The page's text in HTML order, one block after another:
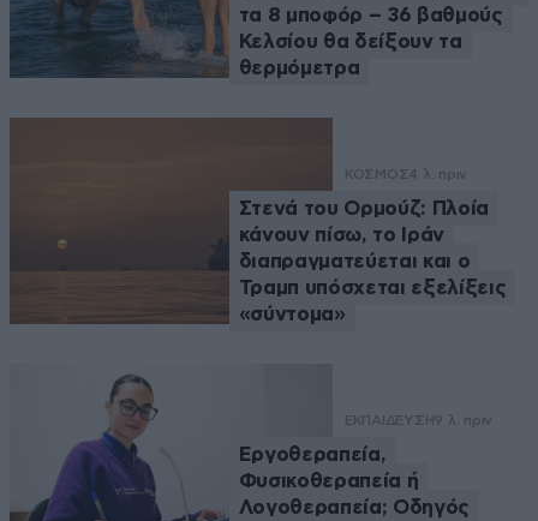
τα 8 μποφόρ – 36 βαθμούς
Κελσίου θα δείξουν τα
θερμόμετρα
ΚΟΣΜΟΣ4 λ. πριν
Στενά του Ορμούζ: Πλοία
κάνουν πίσω, το Ιράν
διαπραγματεύεται και ο
Τραμπ υπόσχεται εξελίξεις
«σύντομα»
ΕΚΠΑΙΔΕΥΣΗ9 λ. πριν
Εργοθεραπεία,
Φυσικοθεραπεία ή
Λογοθεραπεία; Οδηγός